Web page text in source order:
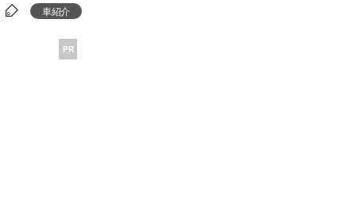
車紹介
PR